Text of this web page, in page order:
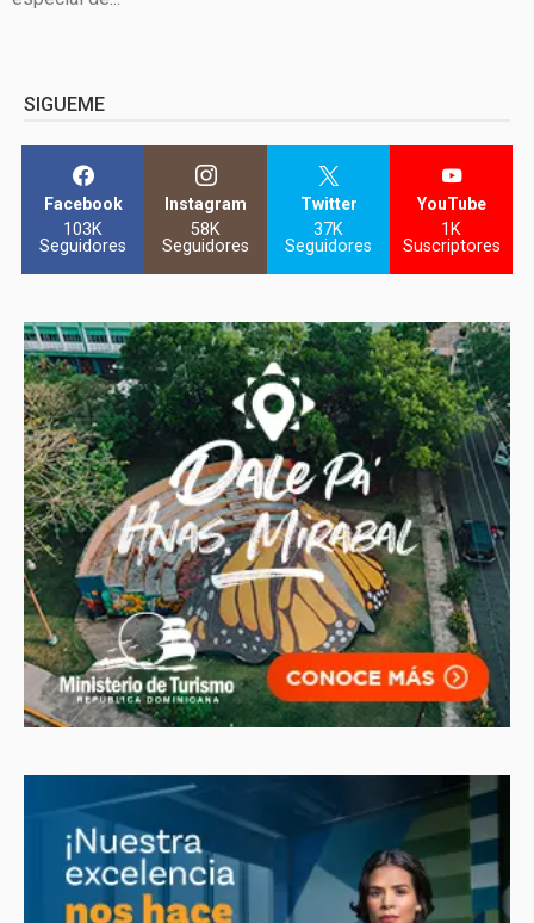
SIGUEME
Facebook
103K
Seguidores
Instagram
58K
Seguidores
Twitter
37K
Seguidores
YouTube
1K
Suscriptores